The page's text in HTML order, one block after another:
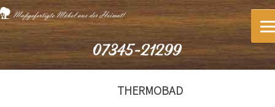
THERMOBAD